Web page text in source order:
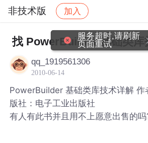
非技术版 加入
社区 非技术版 帖子详情
找 PowerBuilder 基础类库
qq_1919561306
2010-06-14
PowerBuilder 基础类库技术详解 作
版社：电子工业出版社
有人有此书并且用不上愿意出售的吗
服务超时,请刷新
页面重试